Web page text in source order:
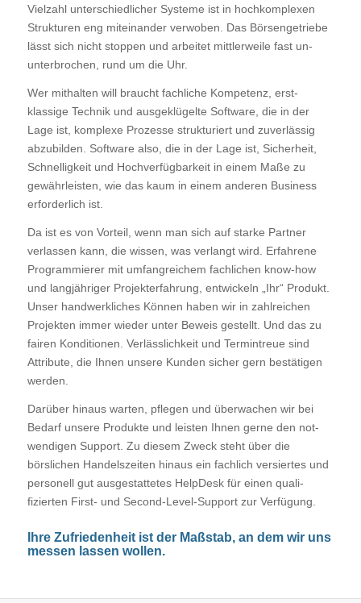
Vielzahl unter­schiedlicher Systeme ist in hoch­komplexen
Strukturen eng miteinander verwoben. Das Börsen­ge­trie­be
lässt sich nicht stop­pen und arbeitet mittlerweile fast un­
unter­brochen, rund um die Uhr.
Wer mithalten will braucht fach­liche Kom­pe­tenz, erst­
klassige Technik und ausgeklügelte Software, die in der
Lage ist, kom­plexe Prozesse strukturiert und zuverlässig
abzu­bil­den. Soft­ware also, die in der Lage ist, Sicherheit,
Schnelligkeit und Hoch­verfügbarkeit in einem Maße zu
gewährleisten, wie das kaum in einem anderen Business
erforderlich ist.
Da ist es von Vorteil, wenn man sich auf starke Partner
verlassen kann, die wissen, was verlangt wird. Erfahrene
Programmierer mit um­fang­reichem fachlichen know-how
und langjähriger Pro­jekt­erfahrung, entwickeln „Ihr“ Produkt.
Unser hand­werk­liches Können haben wir in zahlreichen
Projekten immer wie­der unter Beweis gestellt. Und das zu
fairen Kondi­tionen. Verlässlichkeit und Termintreue sind
Attribute, die Ihnen unsere Kunden sicher gern bestätigen
werden.
Darüber hinaus warten, pflegen und überwachen wir bei
Bedarf unsere Produkte und lei­sten Ihnen gerne den not­
wendigen Support. Zu diesem Zweck steht über die
börslichen Handelszeiten hinaus ein fach­lich versiertes und
personell gut ausgestattetes HelpDesk für einen quali­
fizierten First- und Second-Level-Support zur Verfügung.
Ihre Zufriedenheit ist der Maßstab, an dem wir uns
messen lassen wollen.